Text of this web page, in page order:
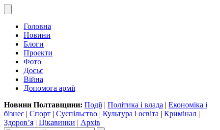
Головна
Новини
Блоги
Проекти
Фото
Досьє
Війна
Допомога армії
Новини Полтавщини: Події| Політика і влада | Економіка і
бізнес | Спорт | Суспільство | Культура і освіта | Кримінал |
Здоров’я | Цікавинки | Архів